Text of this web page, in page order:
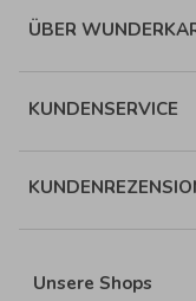
ÜBER
KUNDENSERVICE
Unsere Shops